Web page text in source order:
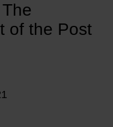
of the Post